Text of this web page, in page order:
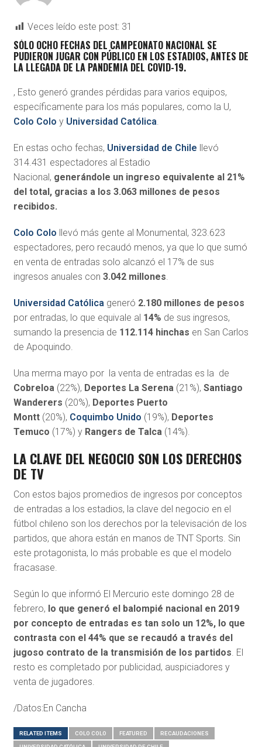
Veces leído este post: 31
SÓLO OCHO FECHAS DEL CAMPEONATO NACIONAL SE
PUDIERON JUGAR CON PÚBLICO EN LOS ESTADIOS, ANTES DE
LA LLEGADA DE LA PANDEMIA DEL COVID-19.
, Esto generó grandes pérdidas para varios equipos,
específicamente para los más populares, como la U,
Colo Colo y Universidad Católica.
En estas ocho fechas, Universidad de Chile
llevó
314.431 espectadores al Estadio
Nacional, generándole un ingreso equivalente al 21%
del total, gracias a los 3.063 millones de pesos
recibidos.
Colo Colo llevó más gente al Monumental, 323.623
espectadores, pero recaudó menos, ya que lo que sumó
en venta de entradas solo alcanzó el 17% de sus
ingresos anuales con 3.042 millones.
Universidad Católica generó 2.180 millones de pesos
por entradas, lo que equivale al 14% de sus ingresos,
sumando la presencia de 112.114 hinchas en San Carlos
de Apoquindo.
Una merma mayo por la venta de entradas es la de
Cobreloa(22%), Deportes La Serena(21%), Santiago
Wanderers (20%), Deportes Puerto
Montt(20%), Coquimbo Unido (19%), Deportes
Temuco (17%) y Rangers de Talca(14%).
LA CLAVE DEL NEGOCIO SON LOS DERECHOS
DE TV
Con estos bajos promedios de ingresos por conceptos
de entradas a los estadios, la clave del negocio en el
fútbol chileno son los derechos por la televisación de los
partidos, que ahora están en manos de TNT Sports. Sin
este protagonista, lo más probable es que el modelo
fracasase.
Según lo que informó El Mercurio este domingo 28 de
febrero, lo que generó el balompié nacional en 2019
por concepto de entradas es tan solo un 12%, lo que
contrasta con el 44% que se recaudó a través del
jugoso contrato de la transmisión de los partidos. El
resto es completado por publicidad, auspiciadores y
venta de jugadores.
/Datos:En Cancha
RELATED ITEMS COLO COLO FEATURED RECAUDACIONES